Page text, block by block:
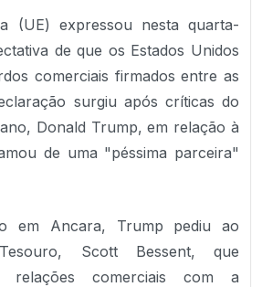
(UE) expressou nesta quarta-
de que os Estados Unidos
comerciais firmados entre as
surgiu após críticas do
Donald Trump, em relação à
de uma "péssima parceira"
em Ancara, Trump pediu ao
Scott Bessent, que
relações comerciais com a